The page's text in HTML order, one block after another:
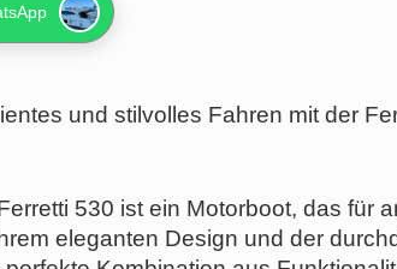
und stilvolles Fahren mit der
530 ist ein Motorboot, das für
eleganten Design und der